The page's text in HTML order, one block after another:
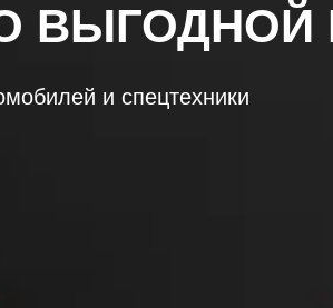
ВЫГОДНОЙ
и спецтехники